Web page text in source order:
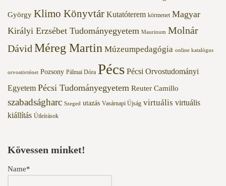
György Klimo Könyvtár Kutatóterem körmenet Magyar
Királyi Erzsébet Tudományegyetem Maurinum Molnár
Dávid Méreg Martin Múzeumpedagógia online katalógus
orvostörténet Pozsony Pálmai Dóra Pécs Pécsi Orvostudományi
Egyetem Pécsi Tudományegyetem Reuter Camillo
szabadságharc Szeged utazás Vasárnapi Újság virtuális virtuális
kiállítás Útleírások
Kövessen minket!
Name*